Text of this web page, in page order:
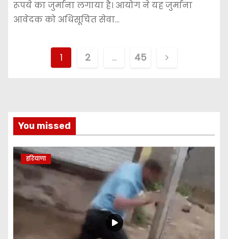
रूपये का जुर्माना लगाया है। आयोग ने यह जुर्माना
आवेदक को अधिसूचित सेवा…
t
s
n
a
v
i
1 2 … 45
You missed
हरियाणा